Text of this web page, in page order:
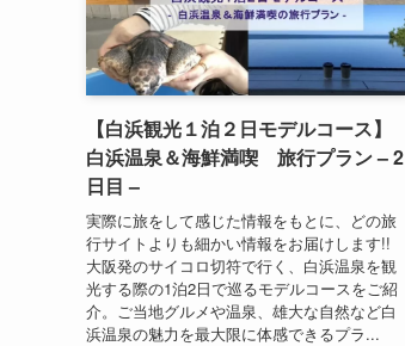
【白浜観光１泊２日モデルコース】
白浜温泉＆海鮮満喫 旅行プラン – 2
日目 –
実際に旅をして感じた情報をもとに、どの旅
行サイトよりも細かい情報をお届けします!!
大阪発のサイコロ切符で行く、白浜温泉を観
光する際の1泊2日で巡るモデルコースをご紹
介。ご当地グルメや温泉、雄大な自然など白
浜温泉の魅力を最大限に体感できるプラ...